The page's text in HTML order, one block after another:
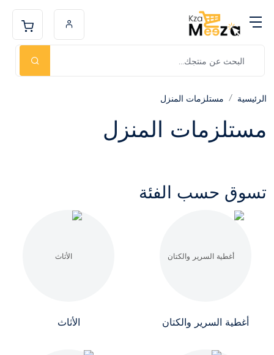
الرئيسية مستلزمات المنزل
مستلزمات المنزل
تسوق حسب الفئة
أغطية السرير والكتان الأثاث